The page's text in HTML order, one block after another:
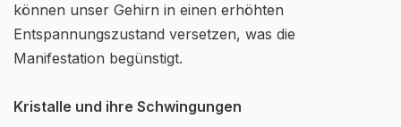
können unser Gehirn in einen erhöhten
Entspannungszustand versetzen, was die
Manifestation begünstigt.
Kristalle und ihre Schwingungen